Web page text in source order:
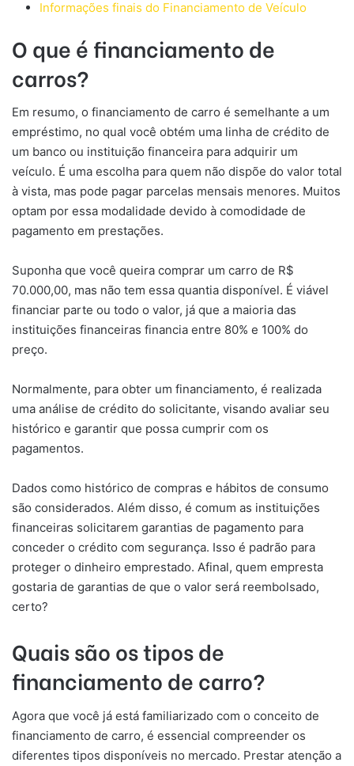
Informações finais do Financiamento de Veículo
O que é financiamento de
carros?
Em resumo, o financiamento de carro é semelhante a um
empréstimo, no qual você obtém uma linha de crédito de
um banco ou instituição financeira para adquirir um
veículo. É uma escolha para quem não dispõe do valor total
à vista, mas pode pagar parcelas mensais menores. Muitos
optam por essa modalidade devido à comodidade de
pagamento em prestações.
Suponha que você queira comprar um carro de R$
70.000,00, mas não tem essa quantia disponível. É viável
financiar parte ou todo o valor, já que a maioria das
instituições financeiras financia entre 80% e 100% do
preço.
Normalmente, para obter um financiamento, é realizada
uma análise de crédito do solicitante, visando avaliar seu
histórico e garantir que possa cumprir com os
pagamentos.
Dados como histórico de compras e hábitos de consumo
são considerados. Além disso, é comum as instituições
financeiras solicitarem garantias de pagamento para
conceder o crédito com segurança. Isso é padrão para
proteger o dinheiro emprestado. Afinal, quem empresta
gostaria de garantias de que o valor será reembolsado,
certo?
Quais são os tipos de
financiamento de carro?
Agora que você já está familiarizado com o conceito de
financiamento de carro, é essencial compreender os
diferentes tipos disponíveis no mercado. Prestar atenção a